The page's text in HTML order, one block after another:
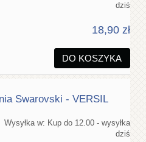
dziś
18,90 zł
DO KOSZYKA
Swarovski - VERSIL
Wysyłka w: Kup do 12.00 - wysyłka
dziś